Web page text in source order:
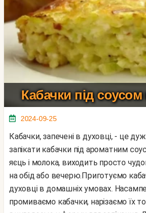
Кабачки під соусом
2024-09-25
Кабачки, запечені в духовці, - це дуже смачно! А якщо
запікати кабачки під ароматним
яєць і молока, виходить просто
на обід або вечерю.Приготуємо
духовці в домашніх умовах.
промиваємо кабачки, нарізаємо їх